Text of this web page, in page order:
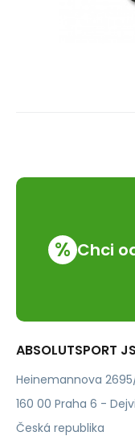
% Chci
ABSOLUTSPORT
Heinemannova
160 00 Praha 6 -
Česká republika